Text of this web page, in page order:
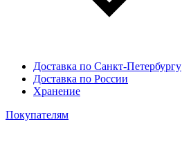
Доставка по Санкт-Петербургу
Доставка по России
Хранение
Покупателям